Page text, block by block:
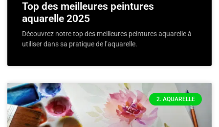
Top des meilleures peintures
aquarelle 2025
Découvrez notre top des meilleures peintures aquarelle à
utiliser dans sa pratique de l’aquarelle.
2. AQUARELLE